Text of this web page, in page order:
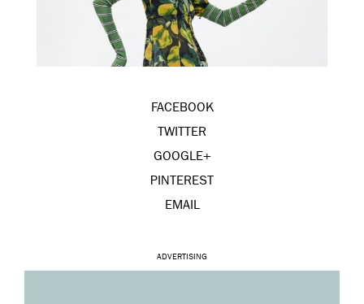
FACEBOOK
TWITTER
GOOGLE+
PINTEREST
EMAIL
ADVERTISING